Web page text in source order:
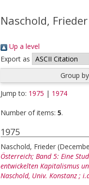
Naschold, Frieder
Up a level
Export as
Group
Jump to: 1975 | 1974
Number of items: 5.
1975
Naschold, Frieder
Österreich; Band 5: Eine
entwickelten Kapitalismus
Naschold, Univ. Konstanz ;